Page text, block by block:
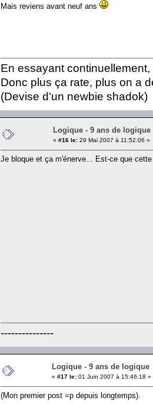
Mais reviens avant neuf ans
En essayant
Donc plus ça rate, plus on a
(Devise d'un newbie shadok)
Logique - 9 ans de logique
« #16 le: 29 Mai 2007 à 11:52:06 »
Je bloque et ça m'énerve... Est-ce que
---------------
Logique - 9 ans de logique
« #17 le: 01 Juin 2007 à 15:46:18 »
(Mon premier post =p depuis longtemps).